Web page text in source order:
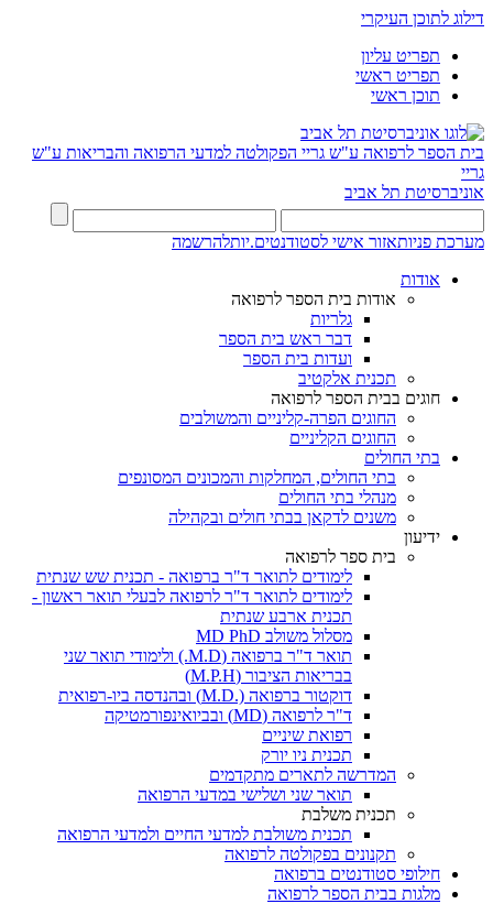
דילוג לתוכן העיקרי
תפריט עליון
תפריט ראשי
תוכן ראשי
בית הספר לרפואה ע"ש גריי הפקולטה למדעי הרפואה והבריאות ע"ש
גריי
אוניברסיטת תל אביב
מערכת פניותאזור אישי לסטודנטים.יותלהרשמה
אודות
אודות בית הספר לרפואה
גלריות
דבר ראש בית הספר
ועדות בית הספר
תכנית אלקטיב
חוגים בבית הספר לרפואה
החוגים הפרה-קליניים והמשולבים
החוגים הקליניים
בתי החולים
בתי החולים, המחלקות והמכונים המסונפים
מנהלי בתי החולים
משנים לדקאן בבתי חולים ובקהילה
ידיעון
בית ספר לרפואה
לימודים לתואר ד"ר ברפואה - תכנית שש שנתית
לימודים לתואר ד"ר לרפואה לבעלי תואר ראשון -
תכנית ארבע שנתית
מסלול משולב MD PhD
תואר ד"ר ברפואה (M.D.) ולימודי תואר שני
בבריאות הציבור (M.P.H)
דוקטור ברפואה (.M.D) ובהנדסה ביו-רפואית
ד"ר לרפואה (MD) ובביואינפורמטיקה
רפואת שיניים
תכנית ניו יורק
המדרשה לתארים מתקדמים
תואר שני ושלישי במדעי הרפואה
תכנית משלבת
תכנית משולבת למדעי החיים ולמדעי הרפואה
תקנונים בפקולטה לרפואה
חילופי סטודנטים ברפואה
מלגות בבית הספר לרפואה